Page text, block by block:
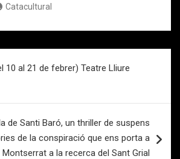
Catacultural
10 al 21 de febrer) Teatre Lliure
de Santi Baró, un thriller de suspens
de la conspiració que ens porta a
Montserrat a la recerca del Sant Grial